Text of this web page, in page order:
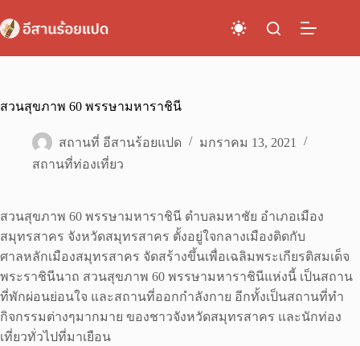
to
content
สวนสุขภาพ 60 พรรษามหาราชินี
สถานที่ อีสานร้อยแปด
มกราคม 13, 2021
สถานที่ท่องเที่ยว
สวนสุขภาพ 60 พรรษามหาราชินี ตำบลมหาชัย อำเภอเมือง
สมุทรสาคร จังหวัดสมุทรสาคร ตั้งอยู่ใจกลางเมืองติดกับ
ศาลหลักเมืองสมุทรสาคร จัดสร้างขึ้นเพื่อเฉลิมพระเกียรติสมเด็จ
พระราชินีนาถ สวนสุขภาพ 60 พรรษามหาราชินีแห่งนี้ เป็นสถาน
ที่พักผ่อนย่อนใจ และสถานที่ออกกำลังกาย อีกทั้งเป็นสถานที่ทำ
กิจกรรมต่างๆมากมาย ของชาวจังหวัดสมุทรสาคร และนักท่อง
เที่ยวทั่วไปที่มาเยือน